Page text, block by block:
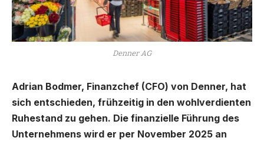
Denner AG
Adrian Bodmer, Finanzchef (CFO) von Denner, hat
sich entschieden, frühzeitig in den wohlverdienten
Ruhestand zu gehen. Die finanzielle Führung des
Unternehmens wird er per November 2025 an